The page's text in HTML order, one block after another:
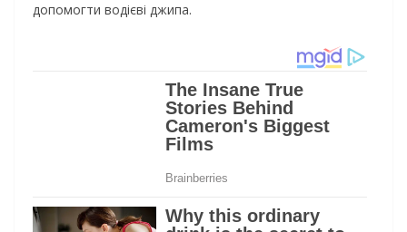
допомогти водієві джипа.